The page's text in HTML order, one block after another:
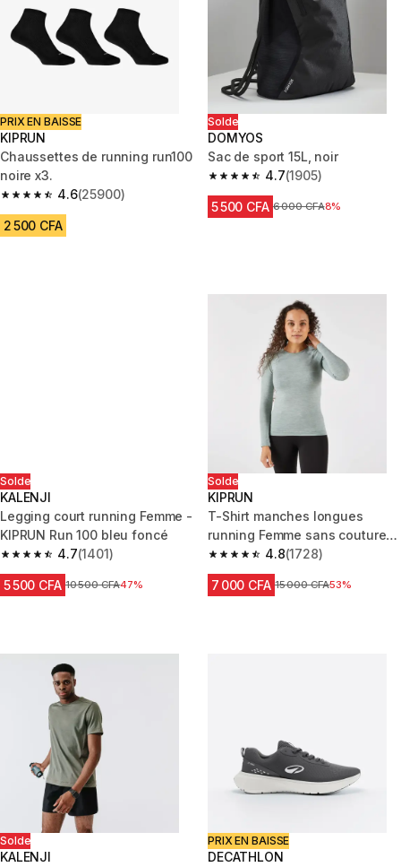
PRIX EN BAISSE
KIPRUN
Chaussettes de running run100
noire x3.
4.6
4.6 out of 5 stars from 25900 reviews
(25900)
2 500 CFA
Solde
DOMYOS
Sac de sport 15L, noir
4.7
4.7 out of 5 stars from 1905
(1905)
5 500 CFA Prix avant réduction
6 000 CFA8%
Solde
KALENJI
Legging court running Femme -
KIPRUN Run 100 bleu foncé
4.7
4.7 out of 5 stars from 1401 reviews
(1401)
5 500 CFA Prix avant réduction
10 500 CFA47%
Solde
KIPRUN
T-Shirt manches longues
running Femme sans couture,
KIPRUN Run 500 kaki
4.8
4.8 out of 5 stars from 1728
(1728)
7 000 CFA Prix avant réduction
15 000 CFA53%
Solde
KALENJI
PRIX EN BAISSE
DECATHLON